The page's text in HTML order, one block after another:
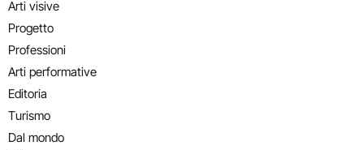
Arti visive
Progetto
Professioni
Arti performative
Editoria
Turismo
Dal mondo